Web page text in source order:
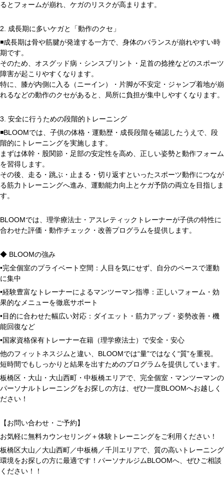
るとフォームが崩れ、ケガのリスクが高まります。
2. 成長期に多いケガと「動作のクセ」
◾️成長期は骨や筋腱が発達する一方で、身体のバランスが崩れやすい時
期です。
そのため、オスグッド病・シンスプリント・足首の捻挫などのスポーツ
障害が起こりやすくなります。
特に、膝が内側に入る（ニーイン）・片脚が不安定・ジャンプ着地が崩
れるなどの動作のクセがあると、局所に負担が集中しやすくなります。
3. 安全に行うための段階的トレーニング
◾️BLOOMでは、子供の体格・運動歴・成長段階を確認したうえで、段
階的にトレーニングを実施します。
まずは体幹・股関節・足部の安定性を高め、正しい姿勢と動作フォーム
を習得します。
その後、走る・跳ぶ・止まる・切り返すといったスポーツ動作につなが
る筋力トレーニングへ進み、運動能力向上とケガ予防の両立を目指しま
す。
BLOOMでは、理学療法士・アスレティックトレーナーが子供の特性に
合わせた評価・動作チェック・改善プログラムを提供します。
◆ BLOOMの強み
•完全個室のプライベート空間：人目を気にせず、自分のペースで運動
に集中
•経験豊富なトレーナーによるマンツーマン指導：正しいフォーム・効
果的なメニューを徹底サポート
•目的に合わせた幅広い対応：ダイエット・筋力アップ・姿勢改善・機
能回復など
•国家資格保有トレーナー在籍（理学療法士）で安全・安心
他のフィットネスジムと違い、BLOOMでは“量”ではなく“質”を重視。
短時間でもしっかりと結果を出すためのプログラムを提供しています。
板橋区・大山・大山西町・中板橋エリアで、完全個室・マンツーマンの
パーソナルトレーニングをお探しの方は、ぜひ一度BLOOMへお越しく
ださい！
【お問い合わせ・ご予約】
お気軽に無料カウンセリング＋体験トレーニングをご利用ください！
板橋区大山／大山西町／中板橋／千川エリアで、質の高いトレーニング
環境をお探しの方に最適です！パーソナルジムBLOOMへ、ぜひご相談
ください！！